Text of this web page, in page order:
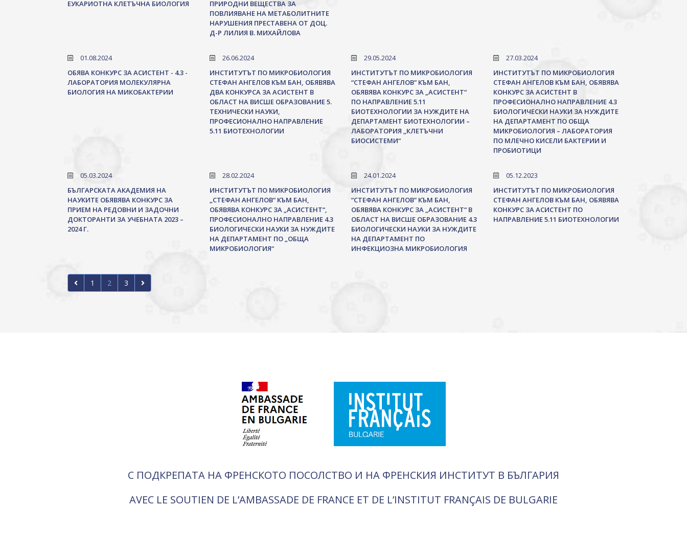
ЕУКАРИОТНА КЛЕТЪЧНА БИОЛОГИЯ
ПРИРОДНИ ВЕЩЕСТВА ЗА
ПОВЛИЯВАНЕ НА МЕТАБОЛИТНИТЕ
НАРУШЕНИЯ ПРЕСТАВЕНА ОТ ДОЦ.
Д-Р ЛИЛИЯ В. МИХАЙЛОВА
01.08.2024
ОБЯВА КОНКУРС ЗА АСИСТЕНТ - 4.3 -
ЛАБОРАТОРИЯ МОЛЕКУЛЯРНА
БИОЛОГИЯ НА МИКОБАКТЕРИИ
26.06.2024
ИНСТИТУТЪТ ПО МИКРОБИОЛОГИЯ
СТЕФАН АНГЕЛОВ КЪМ БАН, ОБЯВЯВА
ДВА КОНКУРСА ЗА АСИСТЕНТ В
ОБЛАСТ НА ВИСШЕ ОБРАЗОВАНИЕ 5.
ТЕХНИЧЕСКИ НАУКИ,
ПРОФЕСИОНАЛНО НАПРАВЛЕНИЕ
5.11 БИОТЕХНОЛОГИИ
29.05.2024
ИНСТИТУТЪТ ПО МИКРОБИОЛОГИЯ
“СТЕФАН АНГЕЛОВ” КЪМ БАН,
ОБЯВЯВА КОНКУРС ЗА „АСИСТЕНТ“
ПО НАПРАВЛЕНИЕ 5.11
БИОТЕХНОЛОГИИ ЗА НУЖДИТЕ НА
ДЕПАРТАМЕНТ БИОТЕХНОЛОГИИ –
ЛАБОРАТОРИЯ „КЛЕТЪЧНИ
БИОСИСТЕМИ“
27.03.2024
ИНСТИТУТЪТ ПО МИКРОБИОЛОГИЯ
СТЕФАН АНГЕЛОВ КЪМ БАН, ОБЯВЯВА
КОНКУРС ЗА АСИСТЕНТ В
ПРОФЕСИОНАЛНО НАПРАВЛЕНИЕ 4.3
БИОЛОГИЧЕСКИ НАУКИ ЗА НУЖДИТЕ
НА ДЕПАРТАМЕНТ ПО ОБЩА
МИКРОБИОЛОГИЯ – ЛАБОРАТОРИЯ
ПО МЛЕЧНО КИСЕЛИ БАКТЕРИИ И
ПРОБИОТИЦИ
05.03.2024
БЪЛГАРСКАТА АКАДЕМИЯ НА
НАУКИТЕ ОБЯВЯВА КОНКУРС ЗА
ПРИЕМ НА РЕДОВНИ И ЗАДОЧНИ
ДОКТОРАНТИ ЗА УЧЕБНАТА 2023 –
2024 Г.
28.02.2024
ИНСТИТУТЪТ ПО МИКРОБИОЛОГИЯ
„СТЕФАН АНГЕЛОВ“ КЪМ БАН,
ОБЯВЯВА КОНКУРС ЗА „АСИСТЕНТ“,
ПРОФЕСИОНАЛНО НАПРАВЛЕНИЕ 4.3
БИОЛОГИЧЕСКИ НАУКИ ЗА НУЖДИТЕ
НА ДЕПАРТАМЕНТ ПО „ОБЩА
МИКРОБИОЛОГИЯ“
24.01.2024
ИНСТИТУТЪТ ПО МИКРОБИОЛОГИЯ
“СТЕФАН АНГЕЛОВ” КЪМ БАН,
ОБЯВЯВА КОНКУРС ЗА „АСИСТЕНТ“ В
ОБЛАСТ НА ВИСШЕ ОБРАЗОВАНИЕ 4.3
БИОЛОГИЧЕСКИ НАУКИ ЗА НУЖДИТЕ
НА ДЕПАРТАМЕНТ ПО
ИНФЕКЦИОЗНА МИКРОБИОЛОГИЯ
05.12.2023
ИНСТИТУТЪТ ПО МИКРОБИОЛОГИЯ
СТЕФАН АНГЕЛОВ КЪМ БАН, ОБЯВЯВА
КОНКУРС ЗА АСИСТЕНТ ПО
НАПРАВЛЕНИЕ 5.11 БИОТЕХНОЛОГИИ
1 2 3
С ПОДКРЕПАТА НА ФРЕНСКОТО ПОСОЛСТВО И НА ФРЕНСКИЯ ИНСТИТУТ В БЪЛГАРИЯ
AVEC LE SOUTIEN DE L’AMBASSADE DE FRANCE ET DE L’INSTITUT FRANÇAIS DE BULGARIE